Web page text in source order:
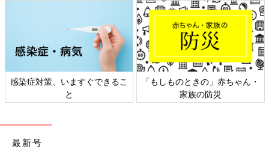
感染症対策、いますぐできるこ
と
「もしものときの」赤ちゃん・
家族の防災
最新号